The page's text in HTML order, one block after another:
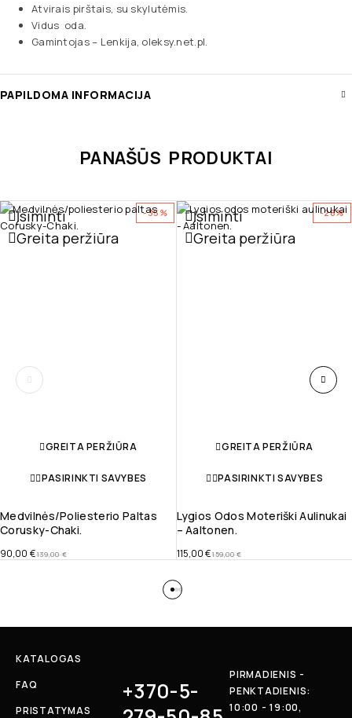
Atvirais pirštais, su skylutėmis.
Vidus oda.
Gamintojas – Lenkija, oleksy.net.pl.
PAPILDOMA INFORMACIJA
PANAŠŪS PRODUKTAI
-35%
Įsiminti
Greita peržiūra
GREITA PERŽIŪRA
PASIRINKTI SAVYBES
Medvilnės/poliesterio Paltas
Corusky-Chaki.
139,00€
90,00 €
-28%
Įsiminti
Greita peržiūra
GREITA PERŽIŪRA
PASIRINKTI SAVYBES
Lygios Odos Moteriški Aulinukai
– Aaltonen.
159,00€
115,00€
KATALOGAS
FAQ
PRISTATYMAS
+370-5-
PIRMADIENIS -
PENKTADIENIS:
10:00 - 19:00,